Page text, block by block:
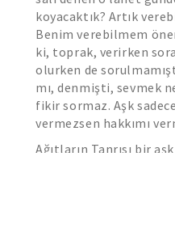
koyacaktık? Artık
Benim verebilmem
ki, toprak, verirken
olurken de
mı, denmişti, sevmek
fikir sormaz. Aşk
vermezsen hakkımı
Ağıtların Tanrısı bir